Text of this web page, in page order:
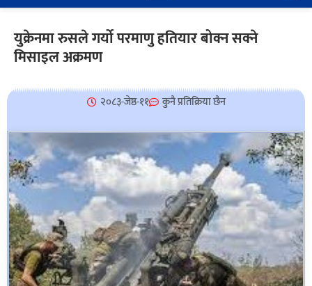
e
n
युक्रेनमा रुसले गर्यो परमाणु हतियार बोक्न सक्ने
मिसाइल अक्रमण
२०८३-जेष्ठ-११ कुनै प्रतिक्रिया छैन